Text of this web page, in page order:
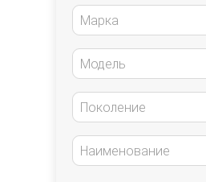
Марка
Модель
Поколение
Наименование